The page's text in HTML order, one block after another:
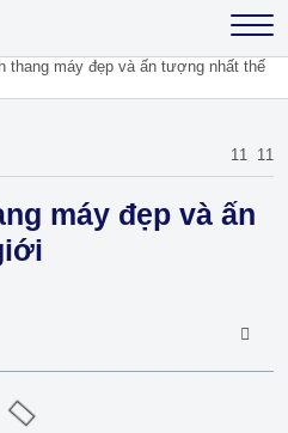
thang máy đẹp và ấn tượng nhất thế
11 11
máy đẹp và ấn